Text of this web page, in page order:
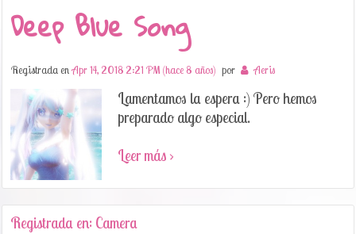
Deep Blue Song
Registrada enApr 14, 2018 2:21 PM (hace 8 años) por Aeris
Lamentamos la espera :) Pero hemos
preparado algo especial.
Leer más ›
Registrada en: Camera